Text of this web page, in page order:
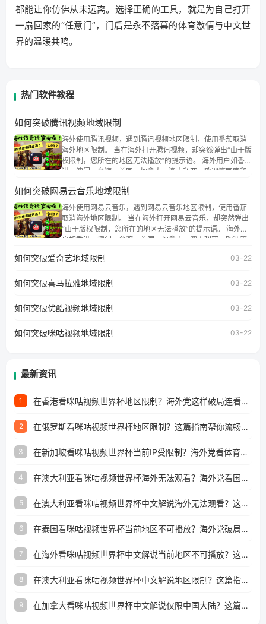
都能让你仿佛从未远离。选择正确的工具，就是为自己打开
一扇回家的“任意门”，门后是永不落幕的体育激情与中文世
界的温暖共鸣。
热门软件教程
如何突破腾讯视频地域限制
海外使用腾讯视频，遇到腾讯视频地区限制，使用番茄取消
海外地区限制。 当在海外打开腾讯视频，却突然弹出“由于版
权限制，您所在的地区无法播放”的提示语。 海外用户如香
港、澳门、台湾、美国、加拿大、澳大利亚、欧洲等国家和
权限制问题，且仅能在中国大陆地区播放。 遇到这个问题的
朋友们，使用番茄回国加速器，即可解决「海外用户收听腾
讯视频地区版权限制」的问题，无论人在香港、澳门、台
湾、美国、加拿大、澳大利亚、欧洲等国家和地区工作、留
学、定居等，都可以使用，不再因地区和版权限制所困扰。
如何突破网易云音乐地域限制
海外使用网易云音乐，遇到网易云音乐地区限制，使用番茄
取消海外地区限制。 当在海外打开网易云音乐，却突然弹出
“由于版权限制，您所在的地区无法播放”的提示语。 海外用
户如香港、澳门、台湾、美国、加拿大、澳大利亚、欧洲等
地区及版权限制问题，且仅能在中国大陆地区播放。 遇到这
户收听网易云音乐地区版权限制」的问题，无论人在香港、
工作、留学、定居等，都可以使用，不再因地区和版权限制
所困扰。
如何突破爱奇艺地域限制 03-22
如何突破喜马拉雅地域限制 03-22
如何突破优酷视频地域限制 03-22
如何突破咪咕视频地域限制 03-22
最新资讯
1 在香港看咪咕视频世界杯地区限制？海外党这样破局连看7天不卡顿！
2 在俄罗斯看咪咕视频世界杯地区限制？这篇指南帮你流畅看中文解说赛事
3 在新加坡看咪咕视频世界杯当前IP受限制？海外党看体育赛事的终极破局指南
4 在澳大利亚看咪咕视频世界杯海外无法观看？海外党看国内体育直播的终极解法
5 在澳大利亚看咪咕视频世界杯中文解说海外无法观看？这篇指南帮你搞定所有体育直播难题
6 在泰国看咪咕视频世界杯当前地区不可播放？海外党破局看中文解说赛事指南
7 在海外看咪咕视频世界杯中文解说当前地区不可播放？这篇指南帮你搞定所有体育赛事直播难题
8 在澳大利亚看咪咕视频世界杯中文解说地区限制？这篇指南帮你搞定海外观赛难题
9 在加拿大看咪咕视频世界杯中文解说仅限中国大陆？这篇指南帮你轻松解锁中文解说和赛事直播